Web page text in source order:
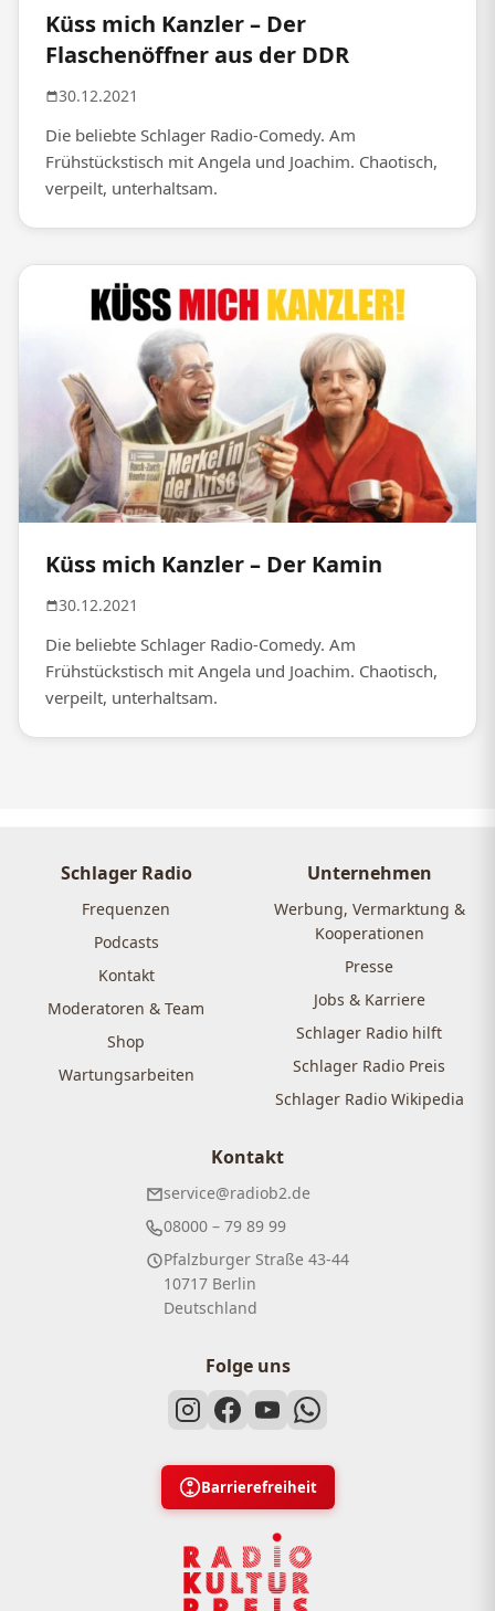
Küss mich Kanzler – Der
Flaschenöffner aus der DDR
30.12.2021
Die beliebte Schlager Radio-Comedy. Am
Frühstückstisch mit Angela und Joachim. Chaotisch,
verpeilt, unterhaltsam.
Küss mich Kanzler – Der Kamin
30.12.2021
Die beliebte Schlager Radio-Comedy. Am
Frühstückstisch mit Angela und Joachim. Chaotisch,
verpeilt, unterhaltsam.
Schlager Radio
Frequenzen
Podcasts
Kontakt
Moderatoren & Team
Shop
Wartungsarbeiten
Unternehmen
Werbung, Vermarktung &
Kooperationen
Presse
Jobs & Karriere
Schlager Radio hilft
Schlager Radio Preis
Schlager Radio Wikipedia
Kontakt
service@radiob2.de
08000 – 79 89 99
Pfalzburger Straße 43-44
10717 Berlin
Deutschland
Folge uns
Barrierefreiheit